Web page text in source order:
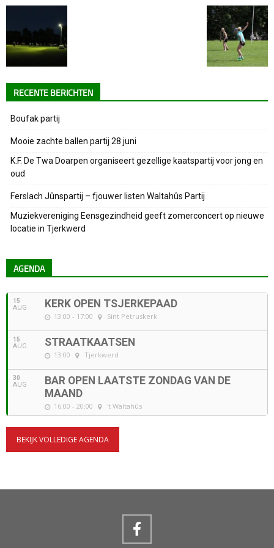
RECENTE BERICHTEN
Boufak partij
Mooie zachte ballen partij 28 juni
K.F. De Twa Doarpen organiseert gezellige kaatspartij voor jong en
oud
Ferslach Jûnspartij – fjouwer listen Waltahûs Partij
Muziekvereniging Eensgezindheid geeft zomerconcert op nieuwe
locatie in Tjerkwerd
AGENDA
15
AUG KERK OPEN TSJERKEPAAD
13:00 - 17:00 Sint Petruskerk
15
AUG STRAATKAATSEN
13:00 Tjerkwerd
30
AUG
BAR OPEN LAATSTE ZONDAG VAN DE
MAAND
16:00 - 20:00 't Waltahûs
BEKIJK VOLLEDIGE AGENDA